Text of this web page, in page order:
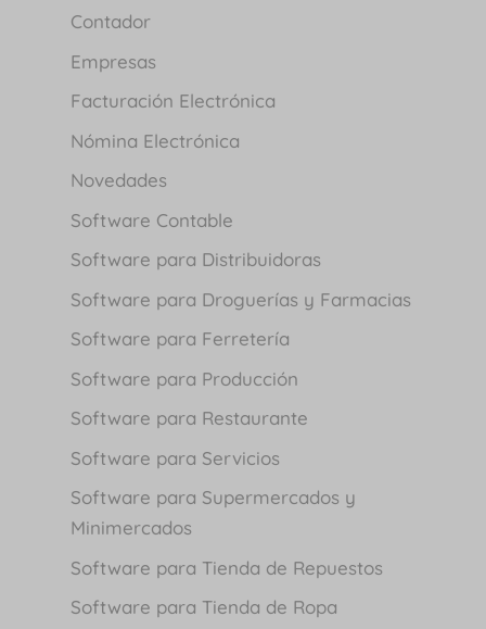
Contador
Empresas
Facturación Electrónica
Nómina Electrónica
Novedades
Software Contable
Software para Distribuidoras
Software para Droguerías y Farmacias
Software para Ferretería
Software para Producción
Software para Restaurante
Software para Servicios
Software para Supermercados y
Minimercados
Software para Tienda de Repuestos
Software para Tienda de Ropa